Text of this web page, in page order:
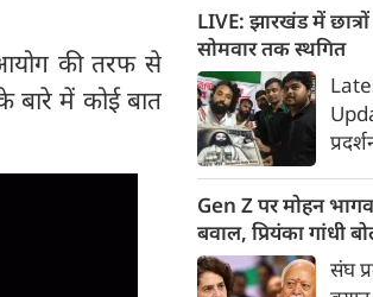
की तरफ से
में कोई बात
छिपा
9
LIVE: झारखंड में
सोमवार तक स्थगित
पल
Gen Z पर मोहन
बवाल, प्रियंका गांधी
सर्टिफिकेट की जरूरत
संघ